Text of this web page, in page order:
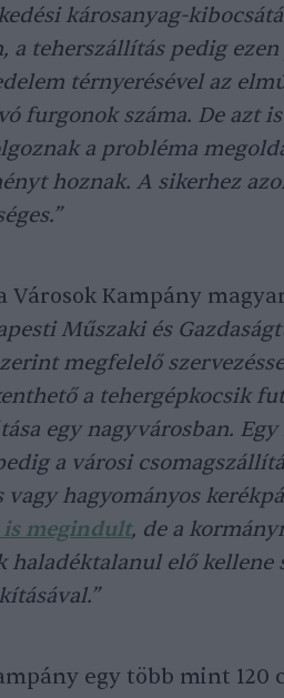
károsanyag-
a teherszállítás pedig
térnyerésével az
furgonok száma. De azt
a probléma
hoznak. A sikerhez
Városok Kampány
Műszaki és
megfelelő
a tehergépkocsik
egy nagyvárosban. Egy
a városi
hagyományos
megindult, de a
haladéktalanul elő kellene
egy több mint 120